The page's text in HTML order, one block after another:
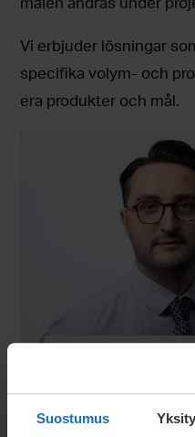
Suostumus
Vi erbjuder lösningar
specifika volym- och
era produkter och mål.
Account Manager